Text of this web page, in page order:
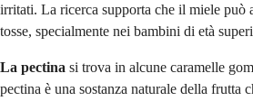
irritati. La ricerca supporta che il miele può
tosse, specialmente nei bambini di età
La pectina si trova in alcune caramelle
pectina è una sostanza naturale della frutta